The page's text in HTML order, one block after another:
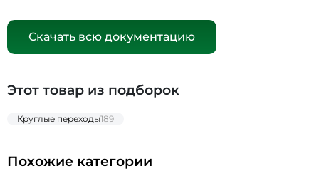
Скачать всю документацию
Этот товар из подборок
Круглые переходы189
Похожие категории